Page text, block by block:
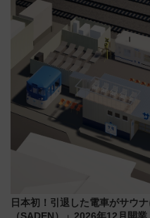
ート 夕朝食ビュッフェ付きで
快適な船旅はいかが？
日本初！引退した電車がサウ
（SADEN）」2026年12月開